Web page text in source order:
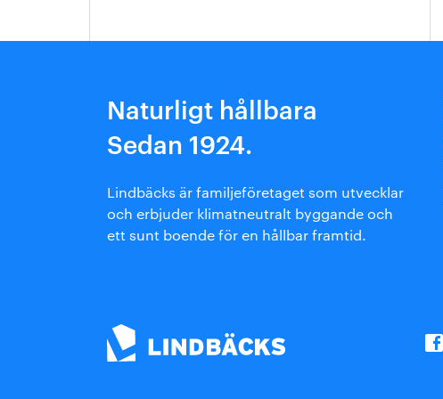
Grönare option
Naturligt hållbara
Sedan 1924.
Lindbäcks är familjeföretaget som utvecklar
och erbjuder klimatneutralt byggande och
ett sunt boende för en hållbar framtid.